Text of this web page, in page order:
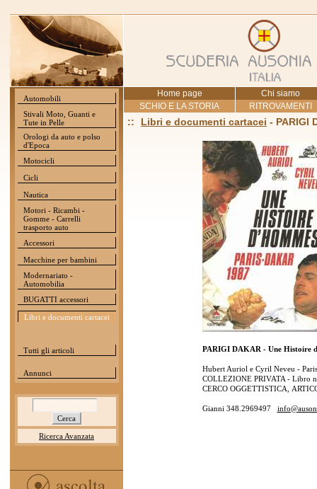
Automobili
Stivali Moto, Guanti e
Tute in Pelle
Orologi da auto e polso
d'Epoca
Motocicli
Cicli
Nautica
Motori - Ricambi -
Gomme - Carrelli
trasporto auto
Accessori
Macchine per bambini
Modernariato -
Automobilia
BUGATTI accessori
Libri e documenti cartacei
Tutti gli articoli
Annunci
Ricerca Avanzata
Home page
Chi siamo
SCHIO E LA STORIA
RITROVAMENTI
:: Libri e documenti cartacei - PARIGI
PARIGI DAKAR - Une Histoire
Hubert Auriol e Cyril Neveu -
COLLEZIONE PRIVATA - Libro
CERCO OGGETTISTICA,
Gianni 348.2969497